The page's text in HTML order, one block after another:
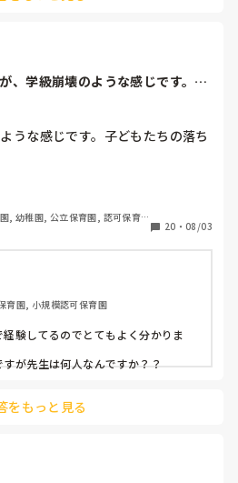
通用しない！なんてことよくありま
ます。
、学級崩壊のような感じです。子
うな感じです。子どもたちの落ち
ない。
れています。わたしに力がないか
相談できず、ここに書いた次第で
ん。
, 幼稚園, 公立保育園, 認可保育
童施設, 児童養護施設, 児童発達
職場, 小規模認可保育園
20 ・ 08/03
育園, 小規模認可保育園
験してるのでとてもよく分かりま
が先生は何人なんですか？？
をもっと見る